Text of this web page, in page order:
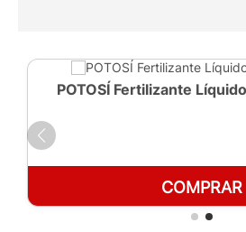
POTOSÍ Fertilizante
COMPRAR